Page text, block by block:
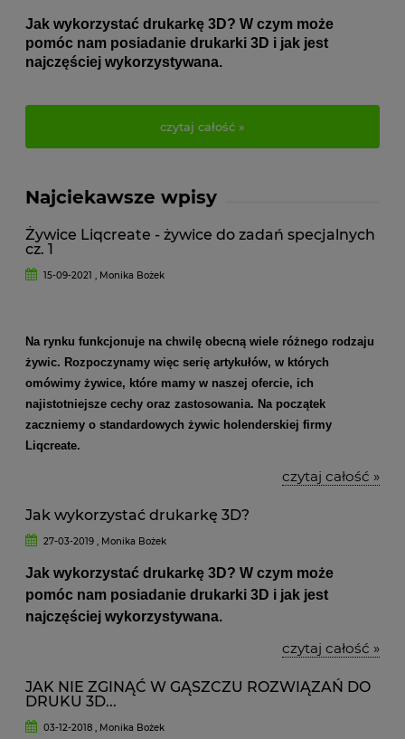
Jak wykorzystać drukarkę 3D? W czym może
pomóc nam posiadanie drukarki 3D i jak jest
najczęściej wykorzystywana.
czytaj całość »
Najciekawsze wpisy
Żywice Liqcreate - żywice do zadań specjalnych
cz. 1
15-09-2021 , Monika Bożek
Na rynku funkcjonuje na chwilę obecną wiele różnego rodzaju
żywic. Rozpoczynamy więc serię artykułów, w których
omówimy żywice, które mamy w naszej ofercie, ich
najistotniejsze cechy oraz zastosowania. Na początek
zaczniemy o standardowych żywic holenderskiej firmy
Liqcreate.
czytaj całość »
Jak wykorzystać drukarkę 3D?
27-03-2019 , Monika Bożek
Jak wykorzystać drukarkę 3D? W czym może
pomóc nam posiadanie drukarki 3D i jak jest
najczęściej wykorzystywana.
czytaj całość »
JAK NIE ZGINĄĆ W GĄSZCZU ROZWIĄZAŃ DO
DRUKU 3D...
03-12-2018 , Monika Bożek